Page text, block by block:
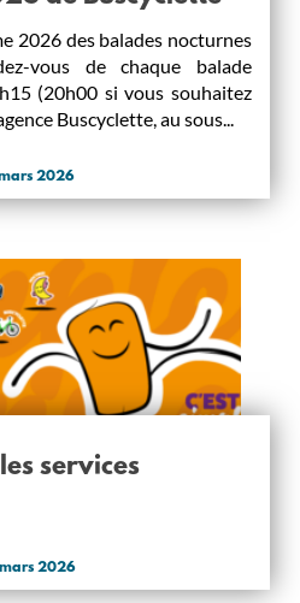
2026 des balades nocturnes
vous de chaque balade
(20h00 si vous souhaitez
Buscyclette, au sous...
2026
services
2026